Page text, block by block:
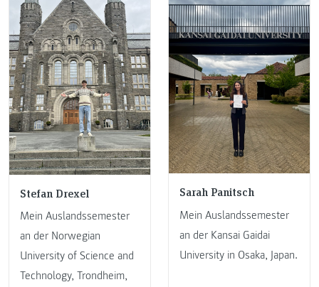
Stefan Drexel
Mein Auslandssemester
an der Norwegian
University of Science and
Technology, Trondheim,
Sarah Panitsch
Mein Auslandssemester
an der Kansai Gaidai
University in Osaka, Japan.